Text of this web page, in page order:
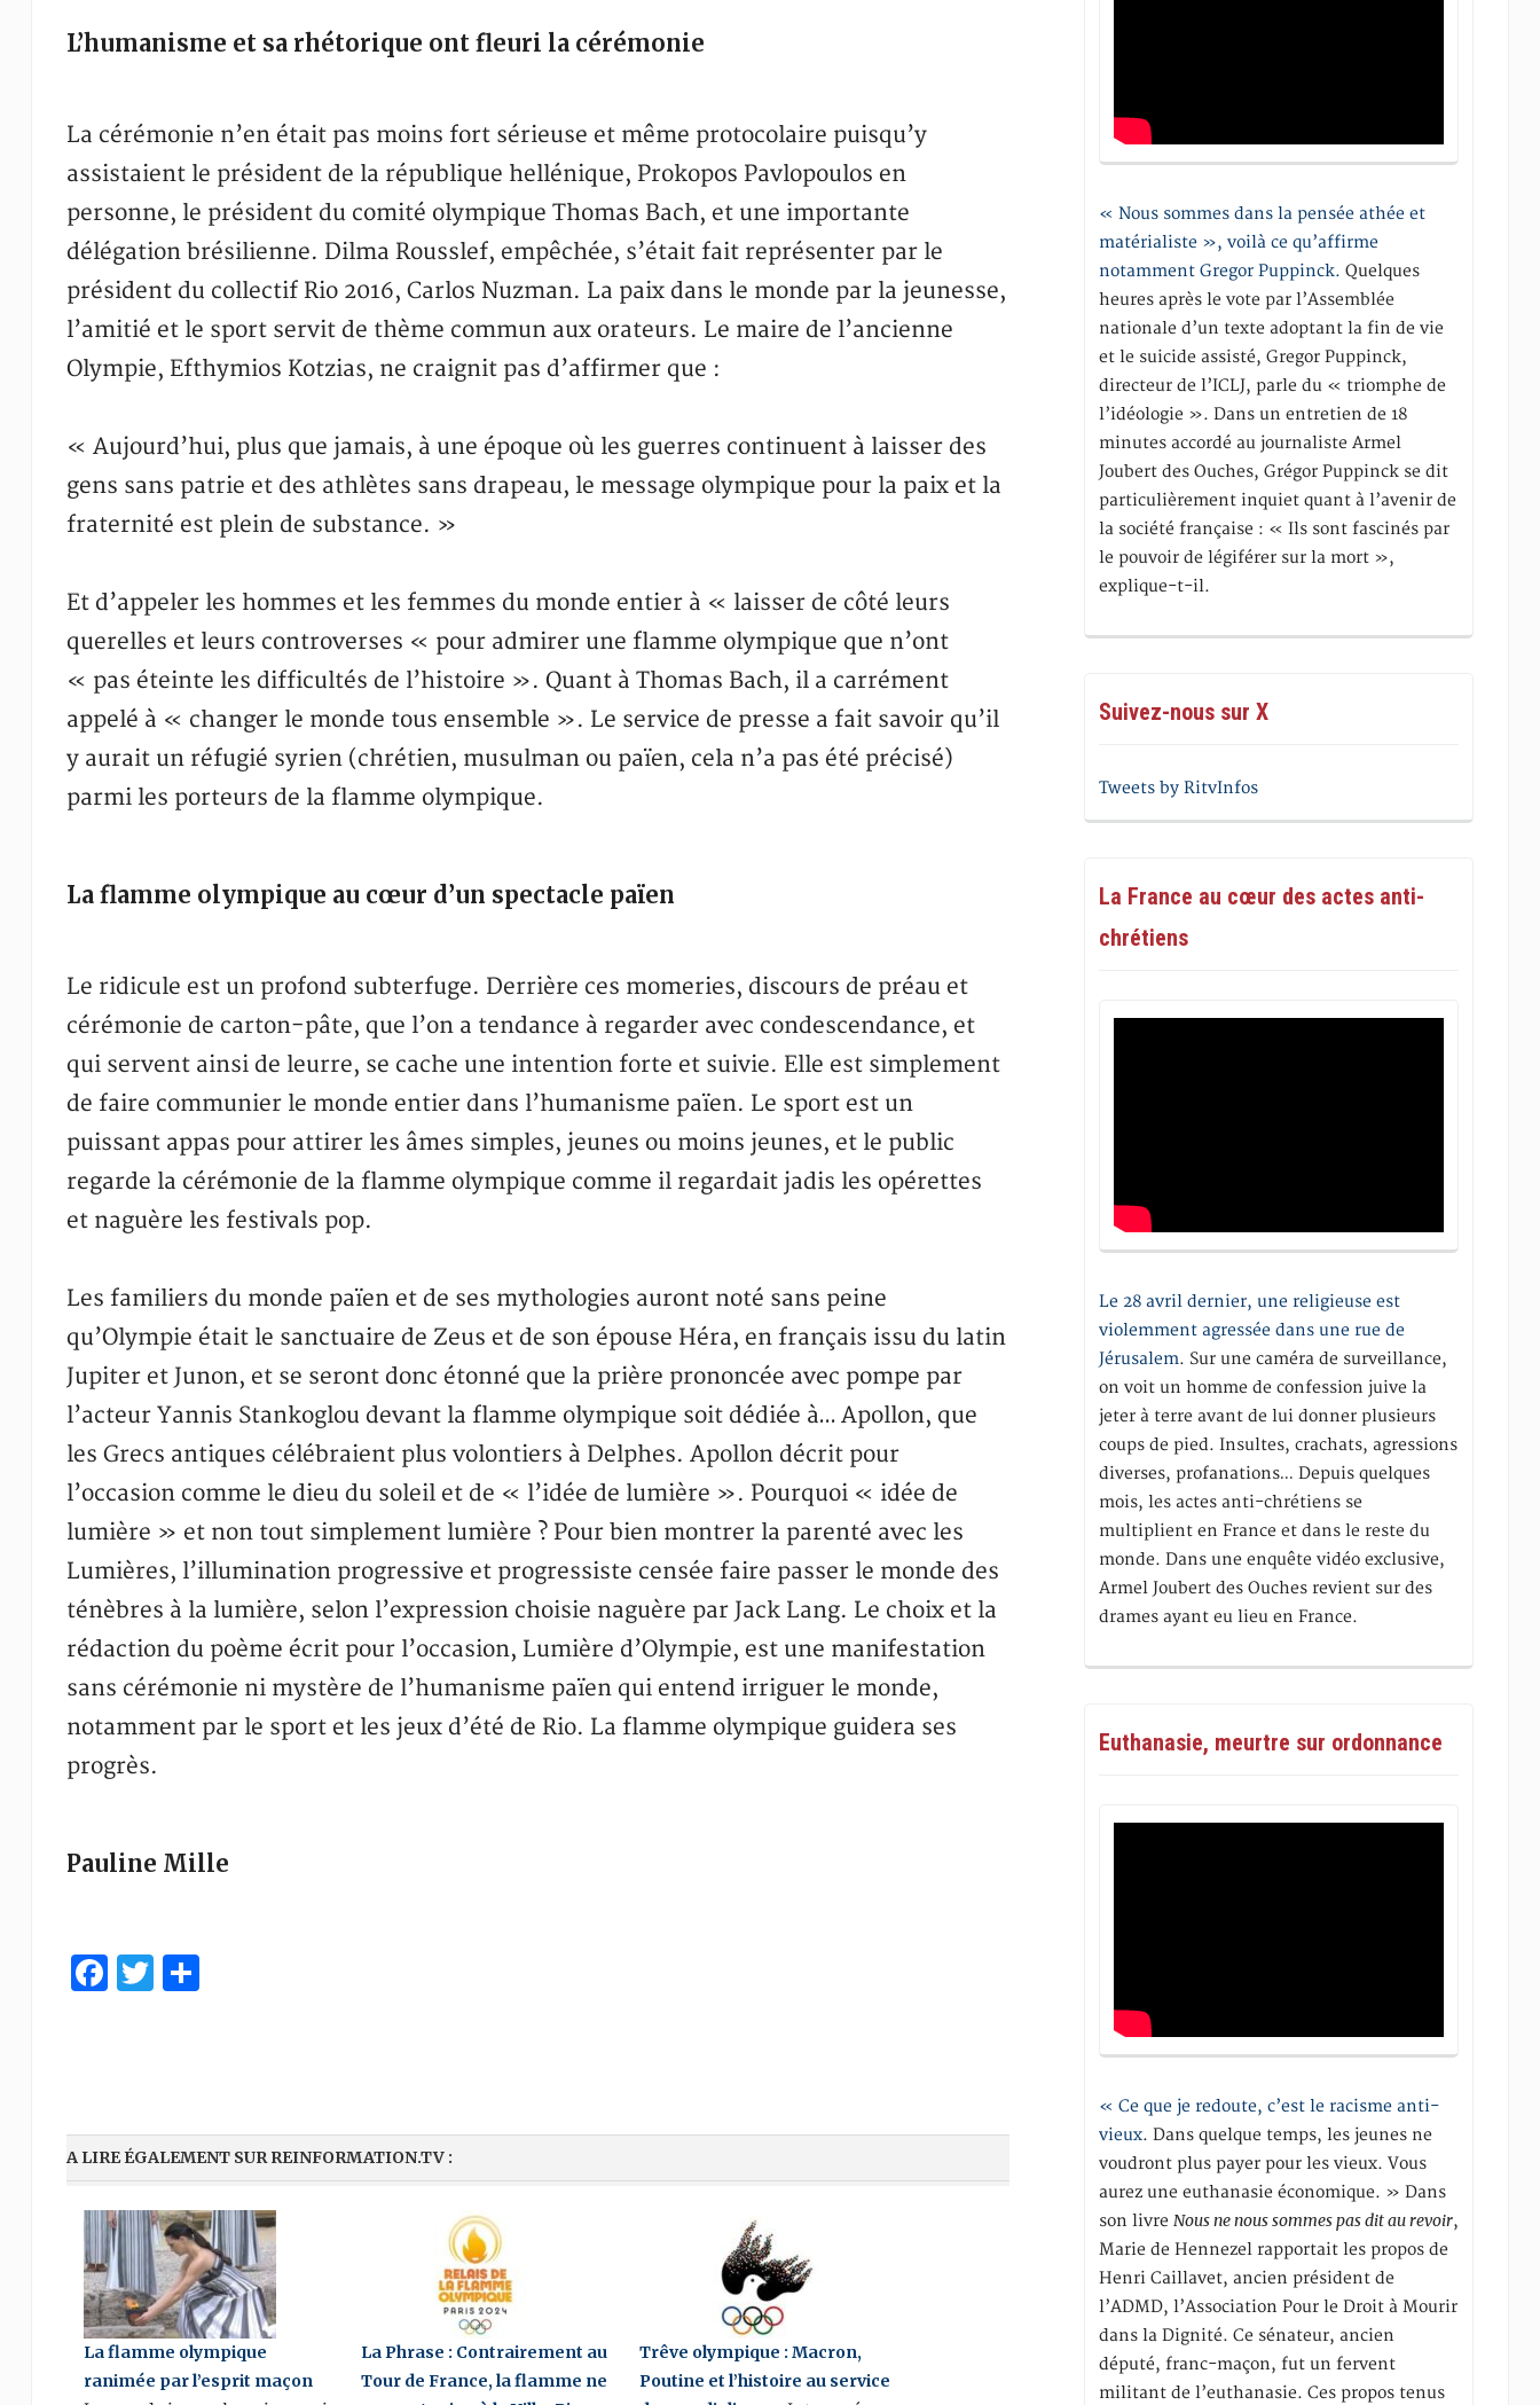
L’humanisme et sa rhétorique ont fleuri la cérémonie
La cérémonie n’en était pas moins fort sérieuse et même protocolaire puisqu’y
assistaient le président de la république hellénique, Prokopos Pavlopoulos en
personne, le président du comité olympique Thomas Bach, et une importante
délégation brésilienne. Dilma Rousslef, empêchée, s’était fait représenter par le
président du collectif Rio 2016, Carlos Nuzman. La paix dans le monde par la jeunesse,
l’amitié et le sport servit de thème commun aux orateurs. Le maire de l’ancienne
Olympie, Efthymios Kotzias, ne craignit pas d’affirmer que :
« Aujourd’hui, plus que jamais, à une époque où les guerres continuent à laisser des
gens sans patrie et des athlètes sans drapeau, le message olympique pour la paix et la
fraternité est plein de substance. »
Et d’appeler les hommes et les femmes du monde entier à « laisser de côté leurs
querelles et leurs controverses « pour admirer une flamme olympique que n’ont
« pas éteinte les difficultés de l’histoire ». Quant à Thomas Bach, il a carrément
appelé à « changer le monde tous ensemble ». Le service de presse a fait savoir qu’il
y aurait un réfugié syrien (chrétien, musulman ou païen, cela n’a pas été précisé)
parmi les porteurs de la flamme olympique.
La flamme olympique au cœur d’un spectacle païen
Le ridicule est un profond subterfuge. Derrière ces momeries, discours de préau et
cérémonie de carton-pâte, que l’on a tendance à regarder avec condescendance, et
qui servent ainsi de leurre, se cache une intention forte et suivie. Elle est simplement
de faire communier le monde entier dans l’humanisme païen. Le sport est un
puissant appas pour attirer les âmes simples, jeunes ou moins jeunes, et le public
regarde la cérémonie de la flamme olympique comme il regardait jadis les opérettes
et naguère les festivals pop.
Les familiers du monde païen et de ses mythologies auront noté sans peine
qu’Olympie était le sanctuaire de Zeus et de son épouse Héra, en français issu du latin
Jupiter et Junon, et se seront donc étonné que la prière prononcée avec pompe par
l’acteur Yannis Stankoglou devant la flamme olympique soit dédiée à… Apollon, que
les Grecs antiques célébraient plus volontiers à Delphes. Apollon décrit pour
l’occasion comme le dieu du soleil et de « l’idée de lumière ». Pourquoi « idée de
lumière » et non tout simplement lumière ? Pour bien montrer la parenté avec les
Lumières, l’illumination progressive et progressiste censée faire passer le monde des
ténèbres à la lumière, selon l’expression choisie naguère par Jack Lang. Le choix et la
rédaction du poème écrit pour l’occasion, Lumière d’Olympie, est une manifestation
sans cérémonie ni mystère de l’humanisme païen qui entend irriguer le monde,
notamment par le sport et les jeux d’été de Rio. La flamme olympique guidera ses
progrès.
Pauline Mille
Facebook
Twitter
Share
A LIRE ÉGALEMENT SUR REINFORMATION.TV :
La flamme olympique
ranimée par l’esprit maçon
La Phrase : Contrairement au
Tour de France, la flamme ne
Trêve olympique : Macron,
Poutine et l’histoire au service
« Nous sommes dans la pensée athée et
matérialiste », voilà ce qu’affirme
notamment Gregor Puppinck. Quelques
heures après le vote par l’Assemblée
nationale d’un texte adoptant la fin de vie
et le suicide assisté, Gregor Puppinck,
directeur de l’ICLJ, parle du « triomphe de
l’idéologie ». Dans un entretien de 18
minutes accordé au journaliste Armel
Joubert des Ouches, Grégor Puppinck se dit
particulièrement inquiet quant à l’avenir de
la société française : « Ils sont fascinés par
le pouvoir de légiférer sur la mort »,
explique-t-il.
Suivez-nous sur X
Tweets by RitvInfos
La France au cœur des actes anti-
chrétiens
Le 28 avril dernier, une religieuse est
violemment agressée dans une rue de
Jérusalem. Sur une caméra de surveillance,
on voit un homme de confession juive la
jeter à terre avant de lui donner plusieurs
coups de pied. Insultes, crachats, agressions
diverses, profanations… Depuis quelques
mois, les actes anti-chrétiens se
multiplient en France et dans le reste du
monde. Dans une enquête vidéo exclusive,
Armel Joubert des Ouches revient sur des
drames ayant eu lieu en France.
Euthanasie, meurtre sur ordonnance
« Ce que je redoute, c’est le racisme anti-
vieux. Dans quelque temps, les jeunes ne
voudront plus payer pour les vieux. Vous
aurez une euthanasie économique. » Dans
son livreNous ne nous sommes pas dit au revoir,
Marie de Hennezel rapportait les propos de
Henri Caillavet, ancien président de
l’ADMD, l’Association Pour le Droit à Mourir
dans la Dignité. Ce sénateur, ancien
député, franc-maçon, fut un fervent
militant de l’euthanasie. Ces propos tenus